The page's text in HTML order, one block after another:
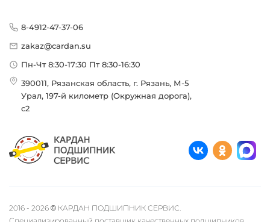
8-4912-47-37-06
zakaz@cardan.su
Пн-Чт 8:30-17:30 Пт 8:30-16:30
390011, Рязанская область, г. Рязань, М-5
Урал, 197-й километр (Окружная дорога),
с2
2016 - 2026 © КАРДАН ПОДШИПНИК СЕРВИС.